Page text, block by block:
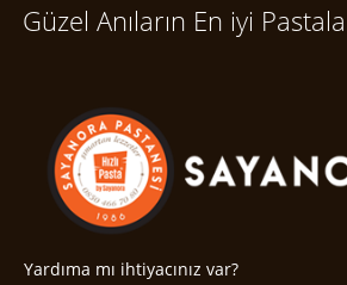
Güzel Anıların En iyi
Yardıma mı ihtiyacınız var?